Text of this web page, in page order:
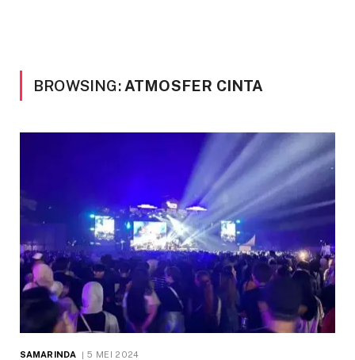
BROWSING: ATMOSFER CINTA
SAMARINDA 5 MEI 2024